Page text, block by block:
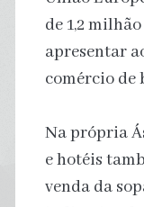
de 1,2
apresentar
comércio de
Na própria
e hotéis
venda da